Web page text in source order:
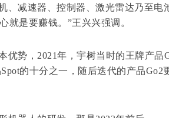
减速器、控制器、激光雷达乃至电
就是要赚钱。”王兴兴强调。
势，2021年，宇树当时的王牌产品
的十分之一，随后迭代的产品Go2